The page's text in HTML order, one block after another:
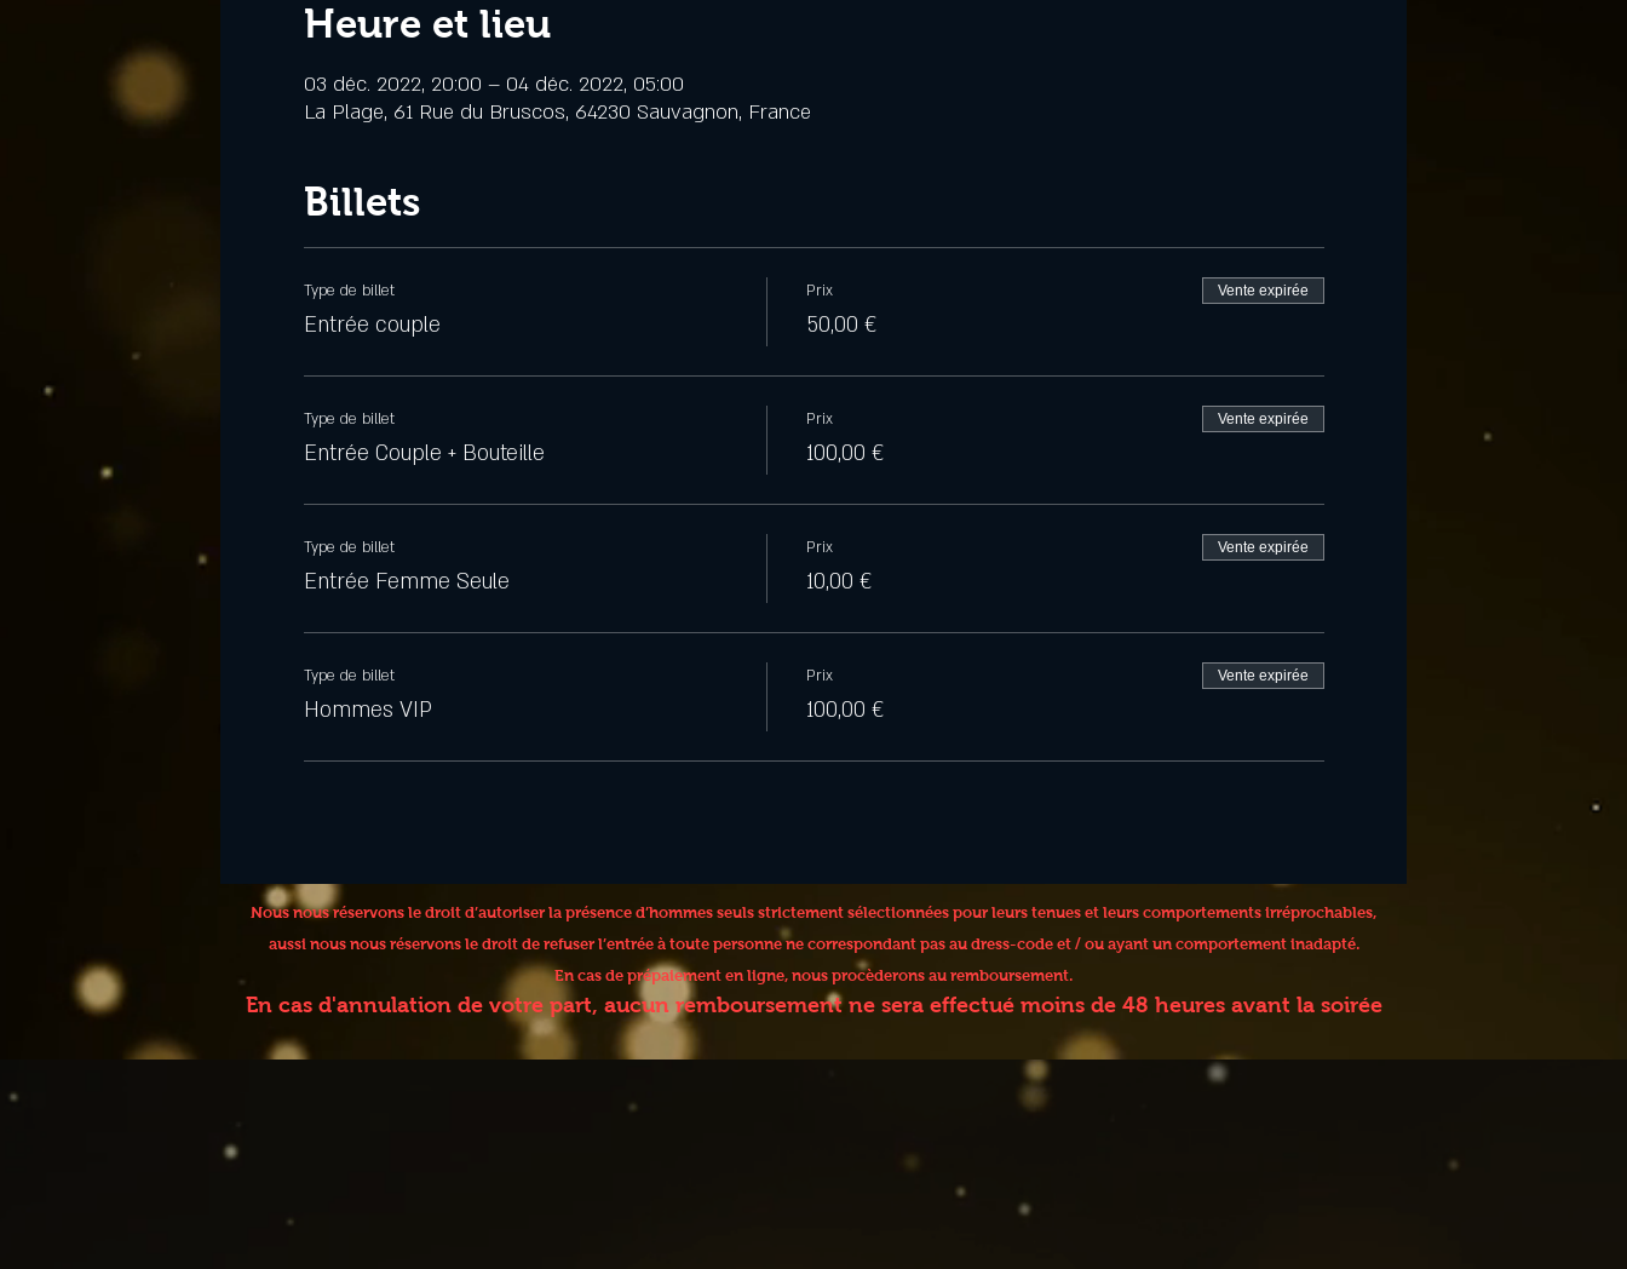
Heure et lieu
03 déc. 2022, 20:00 – 04 déc. 2022, 05:00
La Plage, 61 Rue du Bruscos, 64230 Sauvagnon, France
Billets
Type de billet
Entrée couple
Prix
50,00 €
Vente expirée
Type de billet
Entrée Couple + Bouteille
Prix
100,00 €
Vente expirée
Type de billet
Entrée Femme Seule
Prix
10,00 €
Vente expirée
Type de billet
Hommes VIP
Prix
100,00 €
Vente expirée
Nous nous réservons le droit d’autoriser la présence d’hommes seuls strictement sélectionnées pour leurs tenues et leurs comportements irréprochables,
aussi nous nous réservons le droit de refuser l’entrée à toute personne ne correspondant pas au dress-code et / ou ayant un comportement inadapté.
En cas de prépaiement en ligne, nous procèderons au remboursement.
En cas d'annulation de votre part, aucun remboursement ne sera effectué moins de 48 heures avant la soirée